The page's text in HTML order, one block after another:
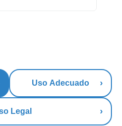
Uso Adecuado
Legal